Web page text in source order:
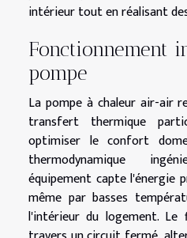
intérieur tout en réalisant
Fonctionnement
pompe
La pompe à chaleur air-air
transfert thermique
optimiser le confort
thermodynamique
équipement capte l'énergie
même par basses
l'intérieur du logement.